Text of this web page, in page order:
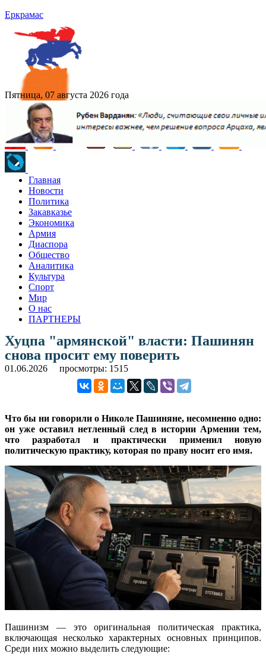
Еркрамас
Пятница, 07 августа 2026 года
Главная
Новости
Политика
Закавказье
Экономика
Армия
Диаспора
Общество
Аналитика
Культура
Спорт
Мир
О нас
ПАРТНЕРЫ
Хуцпа "армянской" власти: Пашинян
снова просит ему поверить
01.06.2026 просмотры: 1515
Что бы ни говорили о Николе Пашиняне, несомненно одно:
он уже оставил нетленный след в истории Армении тем,
что разработал и практически применил новую
политическую практику, которая по праву носит его имя.
Пашинизм — это оригинальная политическая практика,
включающая несколько характерных основных принципов.
Среди них можно выделить следующие: